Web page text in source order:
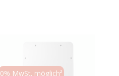
0% MwSt. möglich²